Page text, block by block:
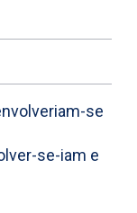
se-iam e